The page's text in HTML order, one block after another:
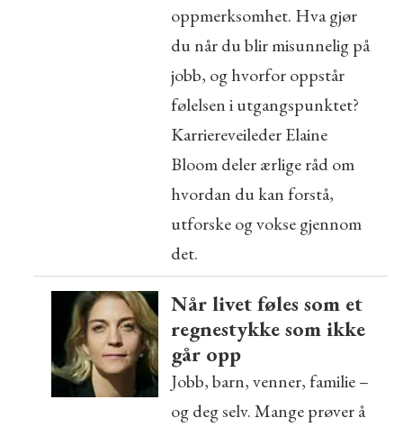
oppmerksomhet. Hva gjør
du når du blir misunnelig på
jobb, og hvorfor oppstår
følelsen i utgangspunktet?
Karriereveileder Elaine
Bloom deler ærlige råd om
hvordan du kan forstå,
utforske og vokse gjennom
det.
Når livet føles som et
regnestykke som ikke
går opp
Jobb, barn, venner, familie –
og deg selv. Mange prøver å